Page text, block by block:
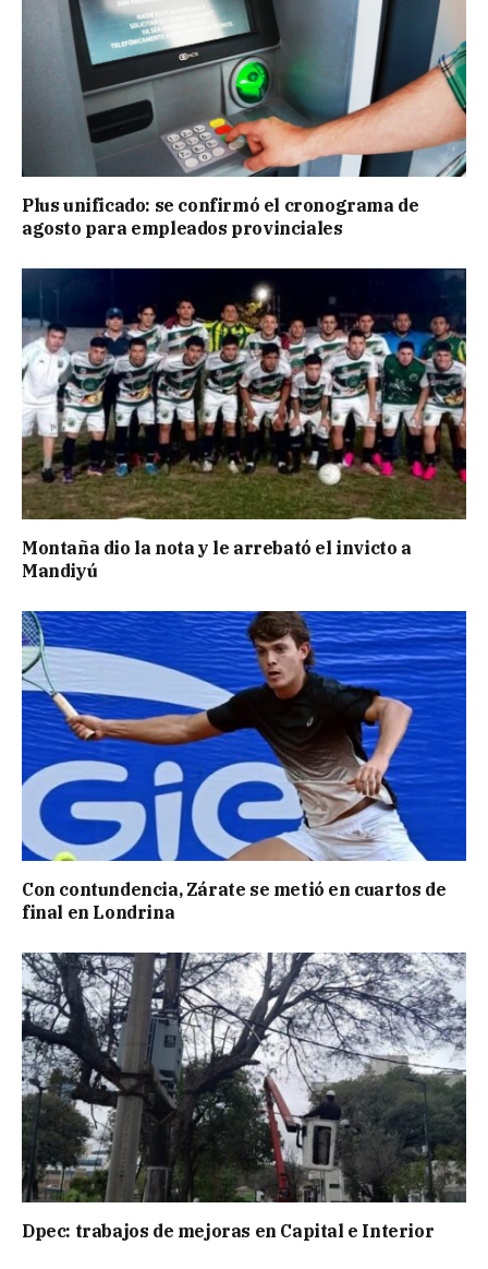
Plus unificado: se confirmó el cronograma de
agosto para empleados provinciales
Montaña dio la nota y le arrebató el invicto a
Mandiyú
Con contundencia, Zárate se metió en cuartos de
final en Londrina
Dpec: trabajos de mejoras en Capital e Interior